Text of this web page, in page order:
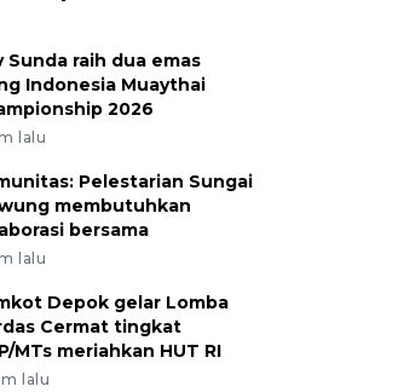
Sunda raih dua emas
Indonesia Muaythai
2026
lalu
Pelestarian Sungai
membutuhkan
bersama
lalu
Depok gelar Lomba
Cermat tingkat
MTs meriahkan HUT RI
lalu